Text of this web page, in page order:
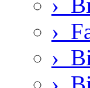
›
›
›